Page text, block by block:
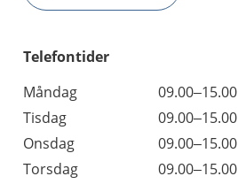
Telefontider
Måndag
09.00–15.00
Tisdag
09.00–15.00
Onsdag
09.00–15.00
Torsdag
09.00–15.00